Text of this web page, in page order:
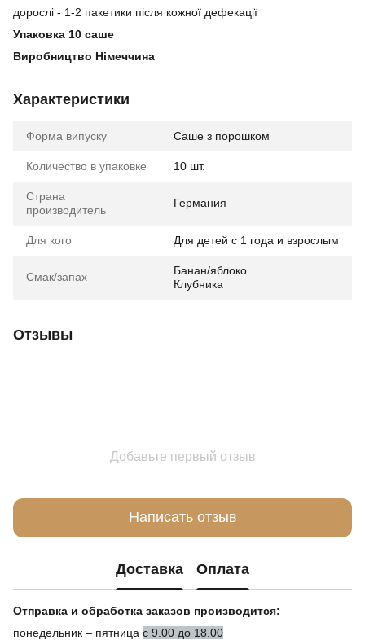
дорослі - 1-2 пакетики після кожної дефекації
Упаковка 10 саше
Виробництво Німеччина
Характеристики
Форма випуску Саше з порошком
Количество в упаковке 10 шт.
Страна
производитель
Германия
Для кого Для детей с 1 года и взрослым
Смак/запах
Банан/яблоко
Клубника
Отзывы
Добавьте первый отзыв
Написать отзыв
Доставка Оплата
Отправка и обработка заказов производится:
понедельник – пятница с 9.00 до 18.00